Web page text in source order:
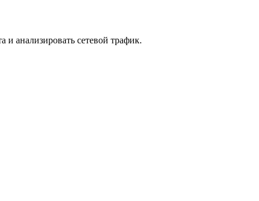
анализировать сетевой трафик.